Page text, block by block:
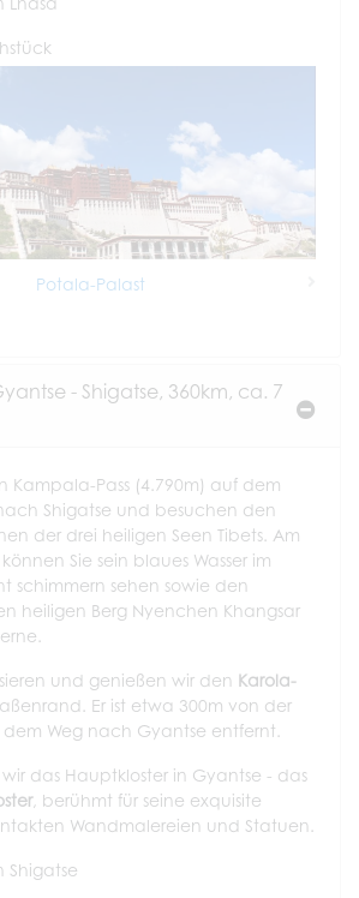
Potala-Palast
- Shigatse, 360km, ca. 7
Kampala-Pass (4.790m) auf dem
Shigatse und besuchen den
der drei heiligen Seen Tibets. Am
Sie sein blaues Wasser im
schimmern sehen sowie den
heiligen Berg Nyenchen Khangsar
und genießen wir den Karola-
Er ist etwa 300m von der
Weg nach Gyantse entfernt.
das Hauptkloster in Gyantse - das
, berühmt für seine exquisite
Wandmalereien und Statuen.
Shigatse